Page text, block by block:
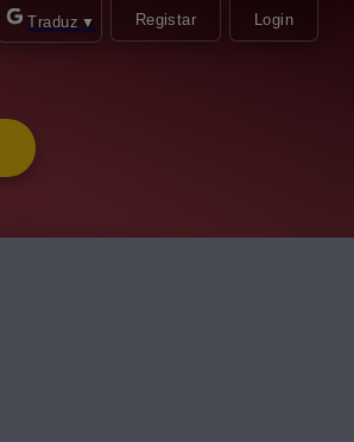
Traduz ▼ Registar Login